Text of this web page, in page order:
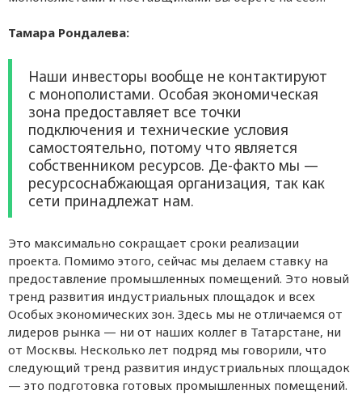
Тамара Рондалева:
Наши инвесторы вообще не контактируют
с монополистами. Особая экономическая
зона предоставляет все точки
подключения и технические условия
самостоятельно, потому что является
собственником ресурсов. Де-факто мы —
ресурсоснабжающая организация, так как
сети принадлежат нам.
Это максимально сокращает сроки реализации
проекта. Помимо этого, сейчас мы делаем ставку на
предоставление промышленных помещений. Это новый
тренд развития индустриальных площадок и всех
Особых экономических зон. Здесь мы не отличаемся от
лидеров рынка — ни от наших коллег в Татарстане, ни
от Москвы. Несколько лет подряд мы говорили, что
следующий тренд развития индустриальных площадок
— это подготовка готовых промышленных помещений.